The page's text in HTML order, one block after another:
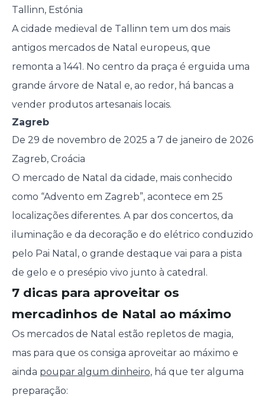
Tallinn, Estónia
A cidade medieval de Tallinn tem um dos mais
antigos mercados de Natal europeus, que
remonta a 1441. No centro da praça é erguida uma
grande árvore de Natal e, ao redor, há bancas a
vender produtos artesanais locais.
Zagreb
De 29 de novembro de 2025 a 7 de janeiro de 2026
Zagreb, Croácia
O mercado de Natal da cidade, mais conhecido
como “Advento em Zagreb”, acontece em 25
localizações diferentes. A par dos concertos, da
iluminação e da decoração e do elétrico conduzido
pelo Pai Natal, o grande destaque vai para a pista
de gelo e o presépio vivo junto à catedral.
7 dicas para aproveitar os
mercadinhos de Natal ao máximo
Os mercados de Natal estão repletos de magia,
mas para que os consiga aproveitar ao máximo e
ainda poupar algum dinheiro, há que ter alguma
preparação: